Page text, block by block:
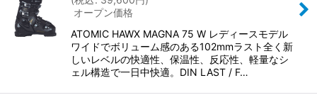
オープン価格
ATOMIC HAWX MAGNA 75 W レディースモデル
ワイドでボリューム感のある102mmラスト全く新
しいレベルの快適性、保温性、反応性、軽量なシ
ェル構造で一日中快適。DIN LAST / F…